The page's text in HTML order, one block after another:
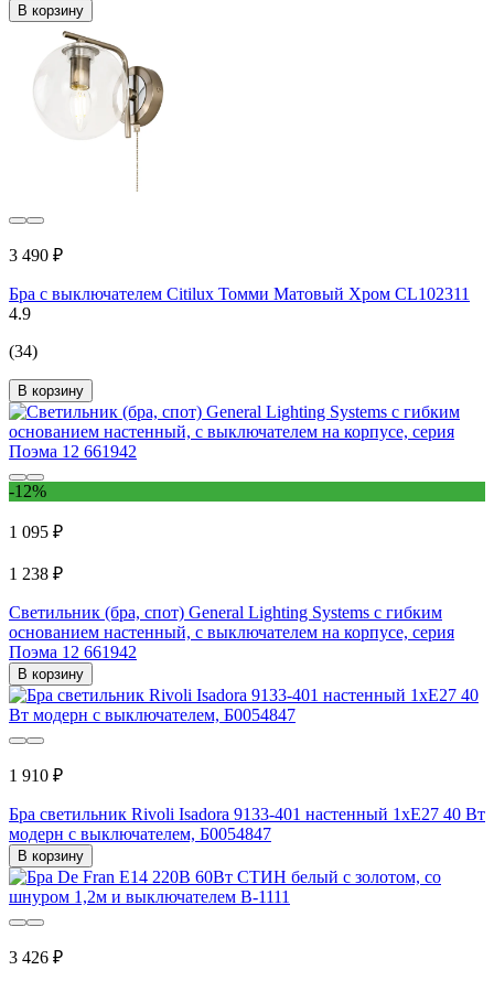
В корзину
3 490 ₽
Бра с выключателем Citilux Томми Матовый Хром CL102311
4.9
(34)
В корзину
-12%
1 095 ₽
1 238 ₽
Светильник (бра, спот) General Lighting Systems с гибким
основанием настенный, с выключателем на корпусе, серия
Поэма 12 661942
В корзину
1 910 ₽
Бра светильник Rivoli Isadora 9133-401 настенный 1хЕ27 40 Вт
модерн с выключателем, Б0054847
В корзину
3 426 ₽